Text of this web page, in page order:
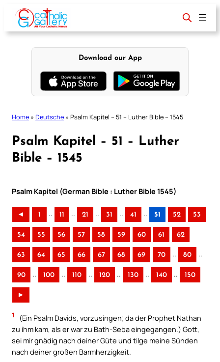
content
Download our App
Home » Deutsche » Psalm Kapitel – 51 – Luther Bible – 1545
Psalm Kapitel – 51 – Luther
Bible – 1545
Psalm Kapitel (German Bible : Luther Bible 1545)
◄ 1 .. 11 .. 21 .. 31 .. 41 .. 51 52 53
54 55 56 57 58 59 60 61 62
63 64 65 66 67 68 69 70 .. 80 ..
90 .. 100 .. 110 .. 120 .. 130 .. 140 .. 150
►
1
(Ein Psalm Davids, vorzusingen; da der Prophet Nathan
zu ihm kam, als er war zu Bath-Seba eingegangen.) Gott,
sei mir gnädig nach deiner Güte und tilge meine Sünden
nach deiner großen Barmherzigkeit.